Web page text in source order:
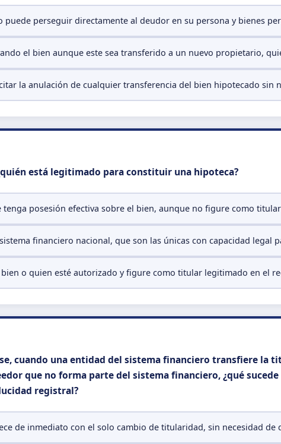
puede perseguir directamente al deudor en su persona y bienes
el bien aunque este sea transferido a un nuevo propietario,
la anulación de cualquier transferencia del bien hipotecado sin
está legitimado para constituir una hipoteca?
tenga posesión efectiva sobre el bien, aunque no figure como
financiero nacional, que son las únicas con capacidad legal
o quien esté autorizado y figure como titular legitimado en el
cuando una entidad del sistema financiero transfiere la
que no forma parte del sistema financiero, ¿qué sucede
registral?
de inmediato con el solo cambio de titularidad, sin necesidad